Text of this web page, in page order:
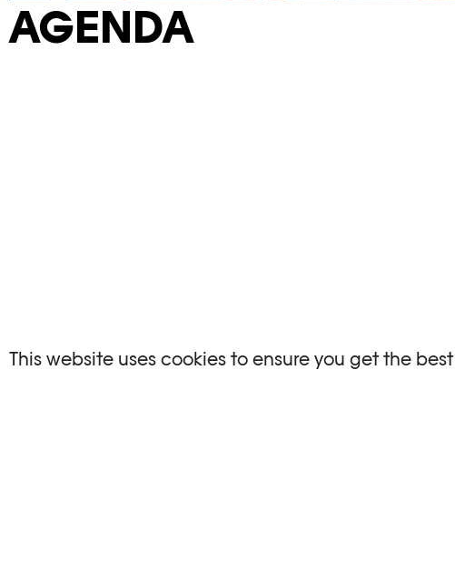
This website uses cookies to ensure you get the
AGENDA